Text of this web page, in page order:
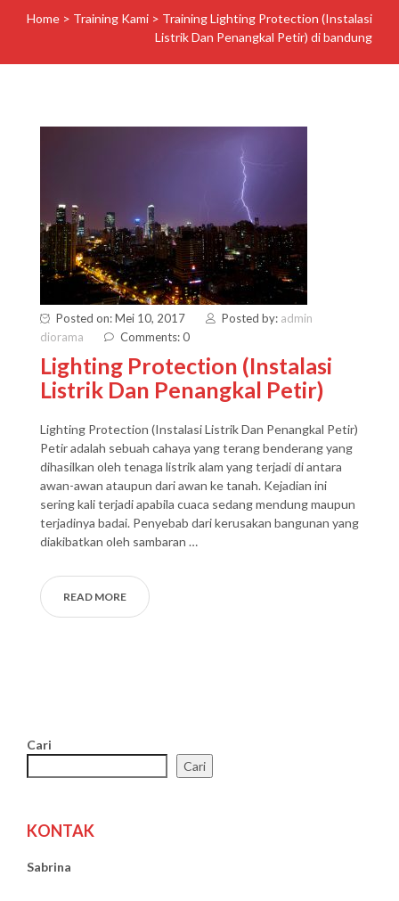
Home > Training Kami > Training Lighting Protection (Instalasi
Listrik Dan Penangkal Petir) di bandung
Posted on: Mei 10, 2017 Posted by: admin
diorama
Comments: 0
Lighting Protection (Instalasi
Listrik Dan Penangkal Petir)
Lighting Protection (Instalasi Listrik Dan Penangkal Petir)
Petir adalah sebuah cahaya yang terang benderang yang
dihasilkan oleh tenaga listrik alam yang terjadi di antara
awan-awan ataupun dari awan ke tanah. Kejadian ini
sering kali terjadi apabila cuaca sedang mendung maupun
terjadinya badai. Penyebab dari kerusakan bangunan yang
diakibatkan oleh sambaran …
READ MORE
Cari
Cari
KONTAK
Sabrina